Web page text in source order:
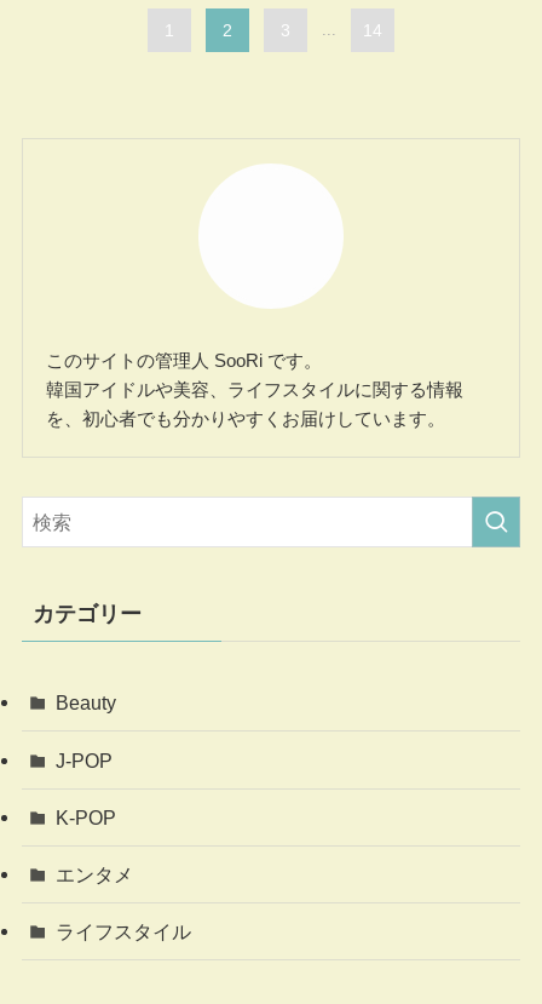
1 2 3 ... 14
このサイトの管理人 SooRi です。
韓国アイドルや美容、ライフスタイルに関する情報
を、初心者でも分かりやすくお届けしています。
カテゴリー
Beauty
J-POP
K-POP
エンタメ
ライフスタイル